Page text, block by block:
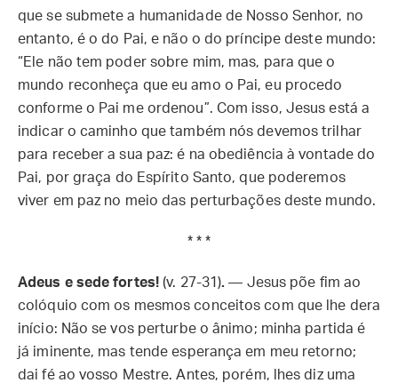
que se submete a humanidade de Nosso Senhor, no
entanto, é o do Pai, e não o do príncipe deste mundo:
“Ele não tem poder sobre mim, mas, para que o
mundo reconheça que eu amo o Pai, eu procedo
conforme o Pai me ordenou”. Com isso, Jesus está a
indicar o caminho que também nós devemos trilhar
para receber a sua paz: é na obediência à vontade do
Pai, por graça do Espírito Santo, que poderemos
viver em paz no meio das perturbações deste mundo.
* * *
Adeus e sede fortes! (v. 27-31). — Jesus põe fim ao
colóquio com os mesmos conceitos com que lhe dera
início: Não se vos perturbe o ânimo; minha partida é
já iminente, mas tende esperança em meu retorno;
dai fé ao vosso Mestre. Antes, porém, lhes diz uma